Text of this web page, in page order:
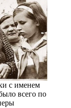
с именем
всего по